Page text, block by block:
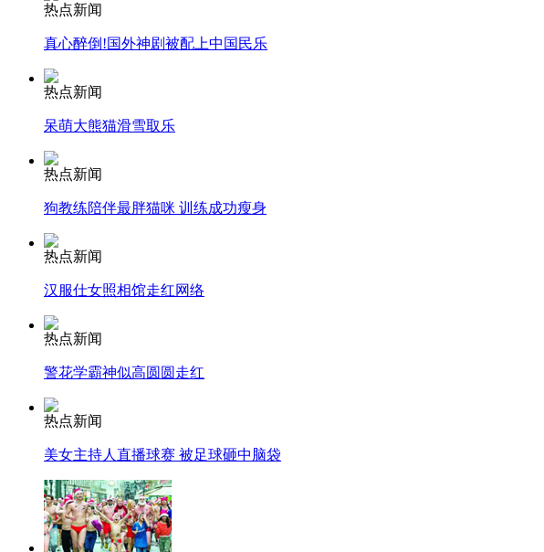
走！跟着总书记去植树
纽约上演“枕头大战”
热点新闻
真心醉倒!国外神剧被配上中国民乐
热点新闻
呆萌大熊猫滑雪取乐
热点新闻
狗教练陪伴最胖猫咪 训练成功瘦身
热点新闻
汉服仕女照相馆走红网络
热点新闻
警花学霸神似高圆圆走红
热点新闻
美女主持人直播球赛 被足球砸中脑袋